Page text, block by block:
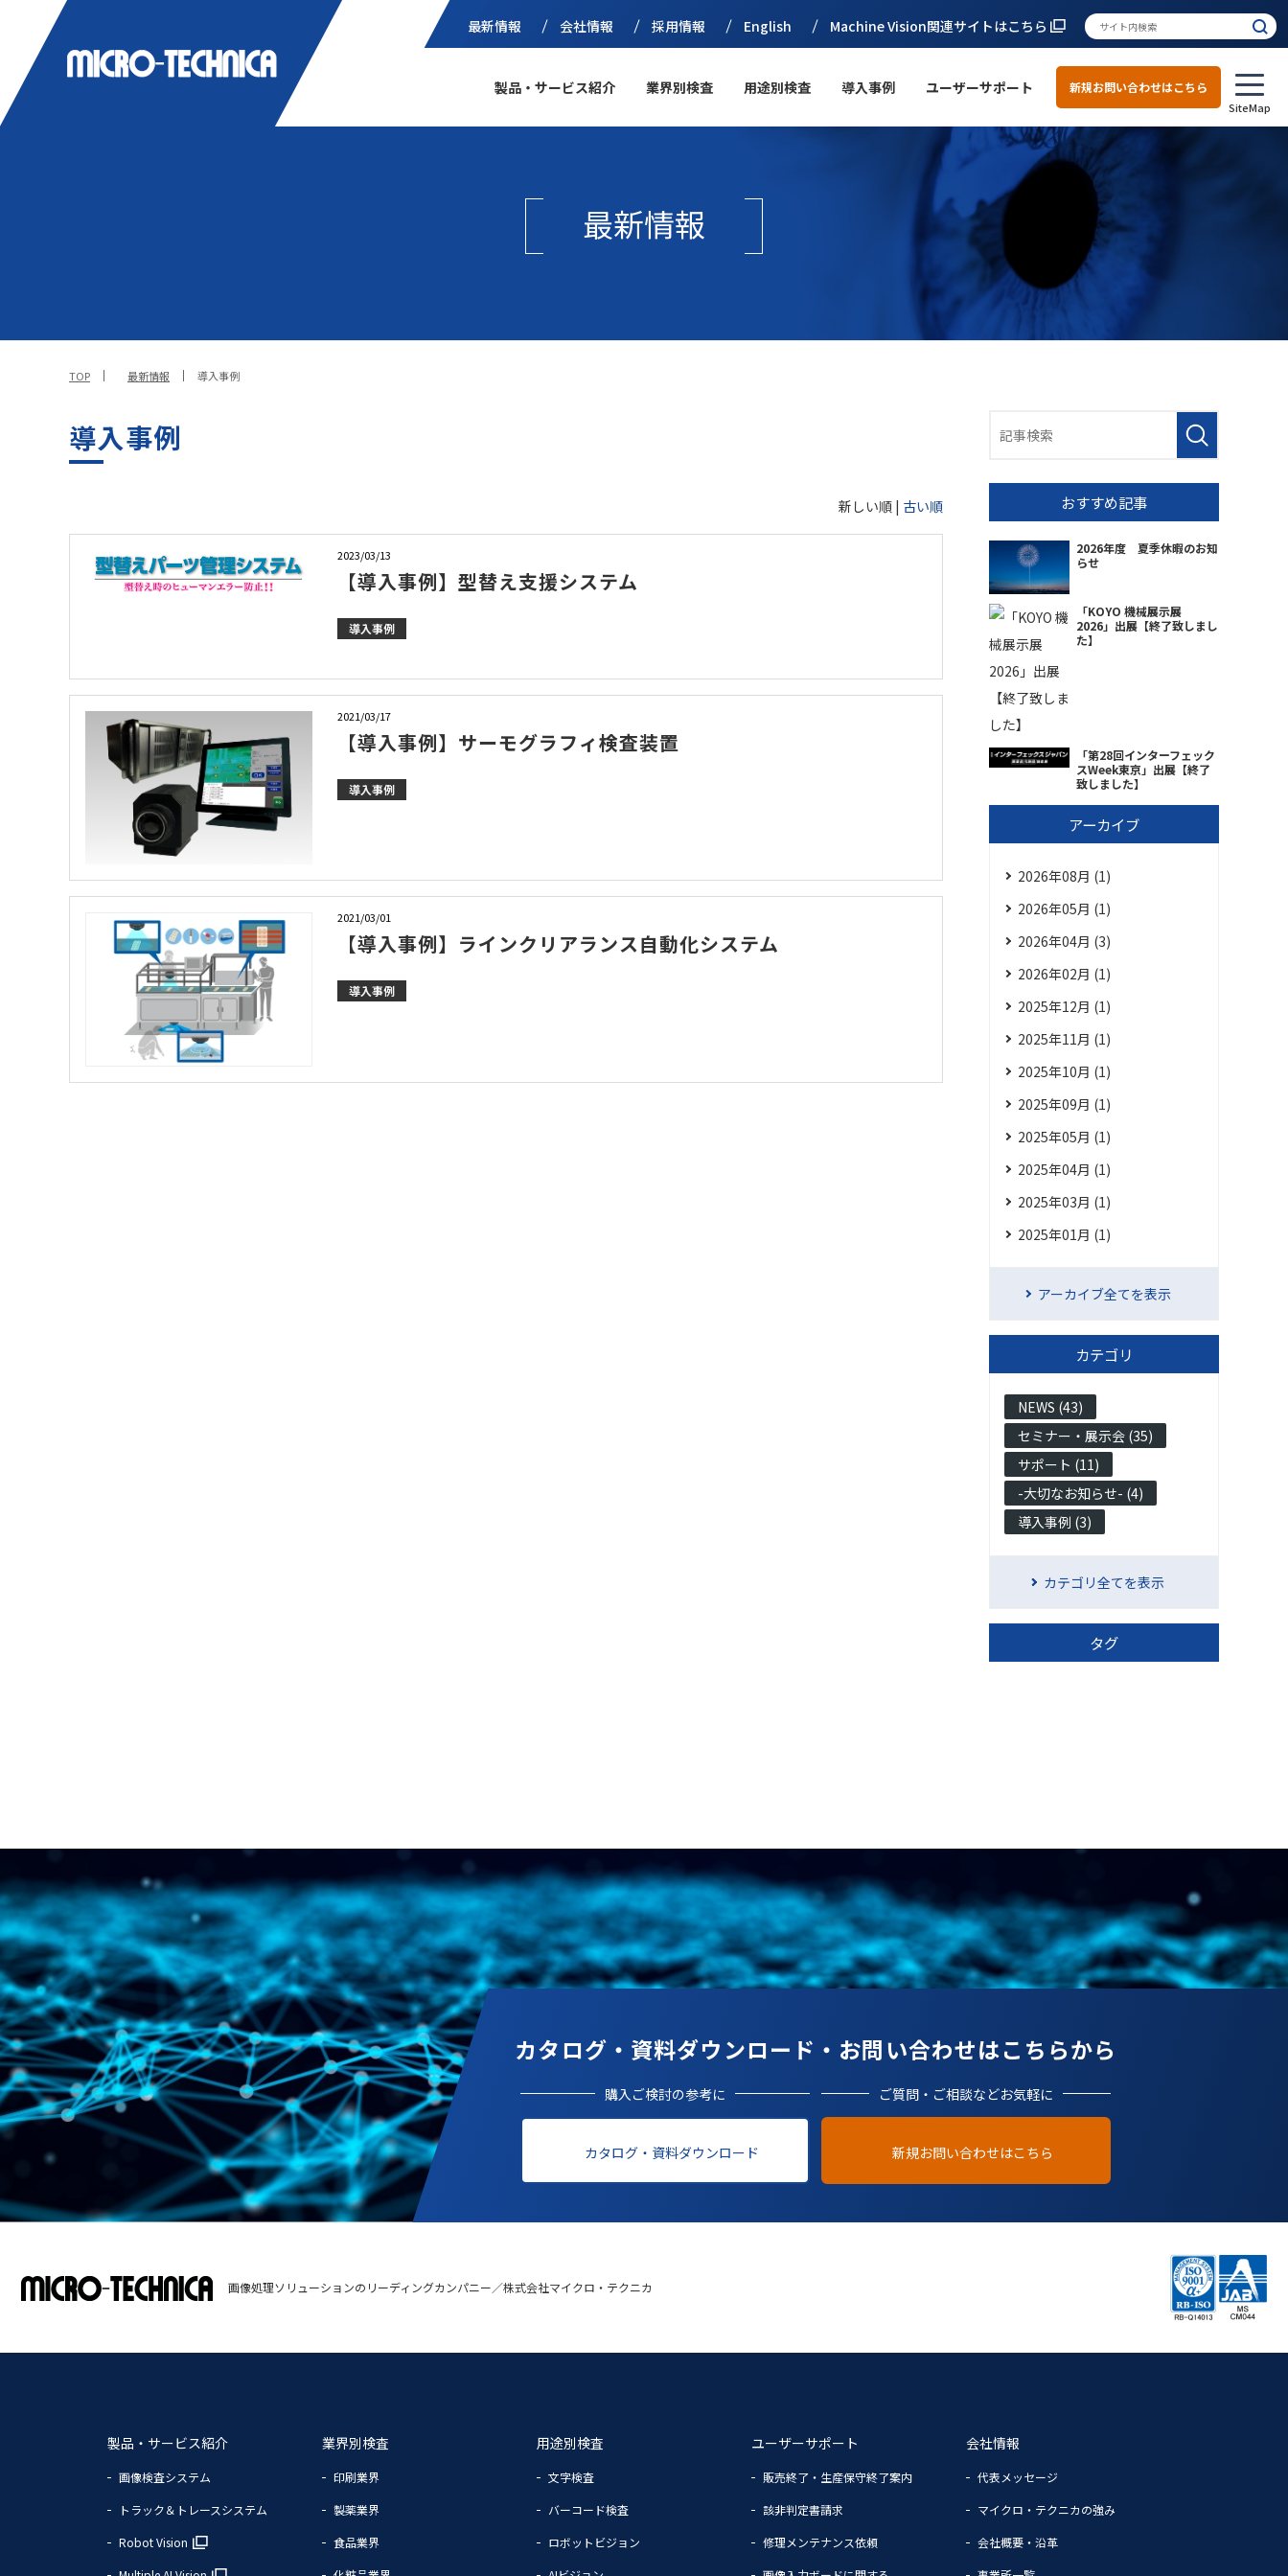
最新情報 会社情報 採用情報 English Machine Vision関連サイトはこちら
製品・サービス紹介 業界別検査 用途別検査 導入事例 ユーザーサポート 新規お問い合わせはこちら
最新情報
TOP 最新情報 導入事例
導入事例
新しい順 | 古い順
2023/03/13
【導入事例】型替え支援システム
導入事例
2021/03/17
【導入事例】サーモグラフィ検査装置
導入事例
2021/03/01
【導入事例】ラインクリアランス自動化システム
導入事例
おすすめ記事
2026年度 夏季休暇のお知
らせ
「KOYO 機械展示展
2026」出展【終了致しまし
た】
「第28回インターフェック
スWeek東京」出展【終了
致しました】
アーカイブ
2026年08月 (1)
2026年05月 (1)
2026年04月 (3)
2026年02月 (1)
2025年12月 (1)
2025年11月 (1)
2025年10月 (1)
2025年09月 (1)
2025年05月 (1)
2025年04月 (1)
2025年03月 (1)
2025年01月 (1)
アーカイブ全てを表示
カテゴリ
NEWS (43)
セミナー・展示会 (35)
サポート (11)
-大切なお知らせ- (4)
導入事例 (3)
カテゴリ全てを表示
タグ
カタログ・資料ダウンロード・ お問い合わせはこちらから
購入ご検討の参考に
カタログ・資料ダウンロード
ご質問・ご相談などお気軽に
新規お問い合わせはこちら
画像処理ソリューションのリーディングカンパニー／株式会社マイクロ・テクニカ
製品・サービス紹介
画像検査システム
トラック＆トレースシステム
Robot Vision
業界別検査
印刷業界
製薬業界
食品業界
用途別検査
文字検査
バーコード検査
ロボットビジョン
ユーザーサポート
販売終了・生産保守終了案内
該非判定書請求
修理メンテナンス依頼
会社情報
代表メッセージ
マイクロ・テクニカの強み
会社概要・沿革